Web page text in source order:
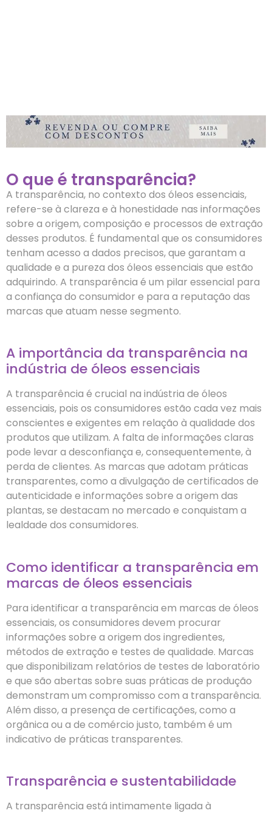
O que é transparência?
A transparência, no contexto dos óleos essenciais,
refere-se à clareza e à honestidade nas informações
sobre a origem, composição e processos de extração
desses produtos. É fundamental que os consumidores
tenham acesso a dados precisos, que garantam a
qualidade e a pureza dos óleos essenciais que estão
adquirindo. A transparência é um pilar essencial para
a confiança do consumidor e para a reputação das
marcas que atuam nesse segmento.
A importância da transparência na
indústria de óleos essenciais
A transparência é crucial na indústria de óleos
essenciais, pois os consumidores estão cada vez mais
conscientes e exigentes em relação à qualidade dos
produtos que utilizam. A falta de informações claras
pode levar a desconfiança e, consequentemente, à
perda de clientes. As marcas que adotam práticas
transparentes, como a divulgação de certificados de
autenticidade e informações sobre a origem das
plantas, se destacam no mercado e conquistam a
lealdade dos consumidores.
Como identificar a transparência em
marcas de óleos essenciais
Para identificar a transparência em marcas de óleos
essenciais, os consumidores devem procurar
informações sobre a origem dos ingredientes,
métodos de extração e testes de qualidade. Marcas
que disponibilizam relatórios de testes de laboratório
e que são abertas sobre suas práticas de produção
demonstram um compromisso com a transparência.
Além disso, a presença de certificações, como a
orgânica ou a de comércio justo, também é um
indicativo de práticas transparentes.
Transparência e sustentabilidade
A transparência está intimamente ligada à